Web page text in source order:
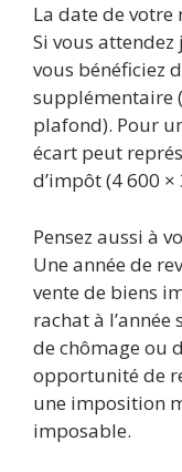
La date de
Si vous
vous bénéficiez
supplémentaire
plafond). Pour
écart peut
d’impôt (4 600 ×
Pensez aussi à
Une année de
vente de biens
rachat à l’année
de chômage ou
opportunité de
une imposition
imposable.